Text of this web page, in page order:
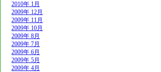
2010年 1月
2009年 12月
2009年 11月
2009年 10月
2009年 8月
2009年 7月
2009年 6月
2009年 5月
2009年 4月